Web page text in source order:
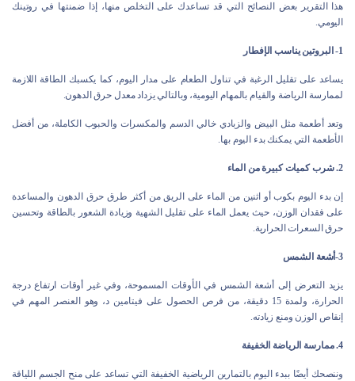
هذا التقرير بعض النصائح التي قد تساعدك على التخلص منها، إذا ضمنتها في روتينك
اليومي.
1- البروتين يناسب الإفطار
يساعد على تقليل الرغبة في تناول الطعام على مدار اليوم، كما يكسبك الطاقة اللازمة
لممارسة الرياضة والقيام بالمهام اليومية، وبالتالي يزداد معدل حرق الدهون.
وتعد أطعمة مثل البيض والزبادي خالي الدسم والمكسرات والحبوب الكاملة، من أفضل
الأطعمة التي يمكنك بدء اليوم بها.
2. شرب كميات كبيرة من الماء
إن بدء اليوم بكوب أو اثنين من الماء على الريق من أكثر طرق حرق الدهون والمساعدة
على فقدان الوزن، حيث يعمل الماء على تقليل الشهية وزيادة الشعور بالطاقة وتحسين
حرق السعرات الحرارية.
3-أشعة الشمس
يزيد التعرض إلى أشعة الشمس في الأوقات المسموحة، وفي غير أوقات ارتفاع درجة
الحرارة، ولمدة 15 دقيقة، من فرص الحصول على فيتامين د، وهو العنصر المهم في
إنقاص الوزن ومنع زيادته.
4. ممارسة الرياضة الخفيفة
وننصحك أيضًا ببدء اليوم بالتمارين الرياضية الخفيفة التي تساعد على منح الجسم اللياقة